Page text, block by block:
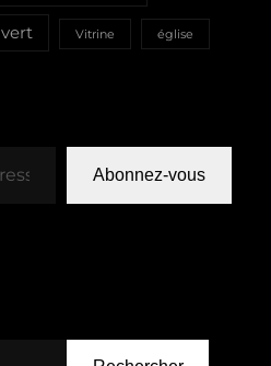
vert Vitrine église
Abonnez-vous